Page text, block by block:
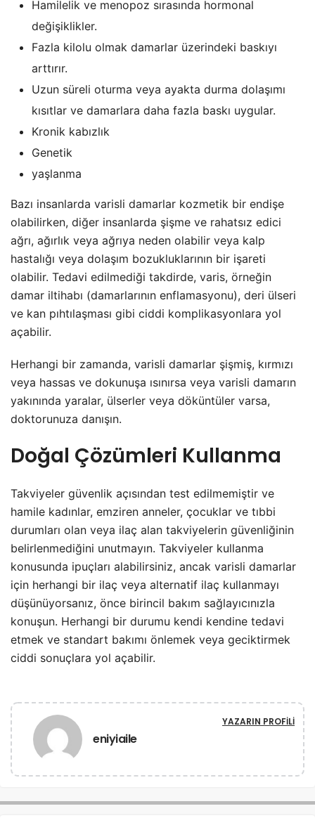
Hamilelik ve menopoz sırasında hormonal
değişiklikler.
Fazla kilolu olmak damarlar üzerindeki baskıyı
arttırır.
Uzun süreli oturma veya ayakta durma dolaşımı
kısıtlar ve damarlara daha fazla baskı uygular.
Kronik kabızlık
Genetik
yaşlanma
Bazı insanlarda varisli damarlar kozmetik bir endişe
olabilirken, diğer insanlarda şişme ve rahatsız edici
ağrı, ağırlık veya ağrıya neden olabilir veya kalp
hastalığı veya dolaşım bozukluklarının bir işareti
olabilir. Tedavi edilmediği takdirde, varis, örneğin
damar iltihabı (damarlarının enflamasyonu), deri ülseri
ve kan pıhtılaşması gibi ciddi komplikasyonlara yol
açabilir.
Herhangi bir zamanda, varisli damarlar şişmiş, kırmızı
veya hassas ve dokunuşa ısınırsa veya varisli damarın
yakınında yaralar, ülserler veya döküntüler varsa,
doktorunuza danışın.
Doğal Çözümleri Kullanma
Takviyeler güvenlik açısından test edilmemiştir ve
hamile kadınlar, emziren anneler, çocuklar ve tıbbi
durumları olan veya ilaç alan takviyelerin güvenliğinin
belirlenmediğini unutmayın. Takviyeler kullanma
konusunda ipuçları alabilirsiniz, ancak varisli damarlar
için herhangi bir ilaç veya alternatif ilaç kullanmayı
düşünüyorsanız, önce birincil bakım sağlayıcınızla
konuşun. Herhangi bir durumu kendi kendine tedavi
etmek ve standart bakımı önlemek veya geciktirmek
ciddi sonuçlara yol açabilir.
eniyiaile
YAZARIN PROFILI